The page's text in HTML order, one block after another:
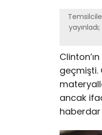
geçmişti.
ancak
haberdar